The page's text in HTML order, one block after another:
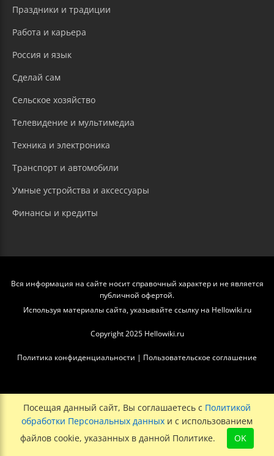
Праздники и традиции
Работа и карьера
Россия и язык
Сделай сам
Сельское хозяйство
Телевидение и мультимедиа
Техника и электроника
Транспорт и автомобили
Умные устройства и аксессуары
Финансы и кредиты
Вся информация на сайте носит справочный характер и не является
публичной офертой.
Используя материалы сайта, указывайте ссылку на Hellowiki.ru
Copyright 2025 Hellowiki.ru
Политика конфиденциальности | Пользовательское соглашение
Посещая данный сайт, Вы соглашаетесь с Политикой
обработки Персональных данных и с использованием
файлов cookie, указанных в данной Политике.
OK